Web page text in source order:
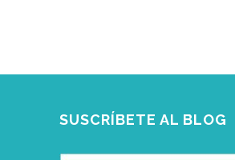
SUSCRÍBETE AL BLOG